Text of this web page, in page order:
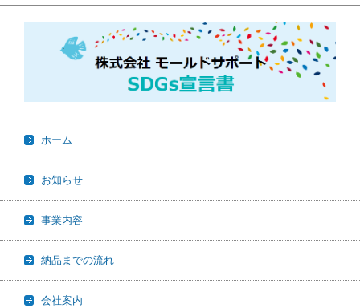
ホーム
お知らせ
事業内容
納品までの流れ
会社案内